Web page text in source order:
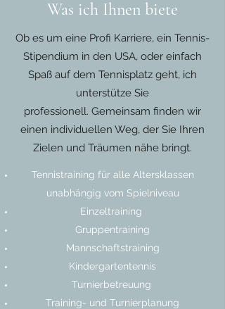
Was ich Ihnen biete
Ob es um eine Profi Karriere, ein Tennis-
Stipendium in den USA, oder einfach
Spaß auf dem Tennisplatz geht, ich
unterstütze Sie
professionell. Gemeinsam finden wir
einen individuellen Weg, der Sie Ihren
Zielen und Träumen nähe bringt.
Tennistraining für alle Altersklassen
unabhängig vom Spielniveau
Einzeltraining
Gruppentraining
Mannschaftstraining
Kindergartentennis
Turnierbetreuung
Training- und Turnierplanung